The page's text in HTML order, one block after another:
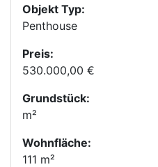
Objekt Typ:
Penthouse
Preis:
530.000,00 €
Grundstück:
m²
Wohnfläche:
111 m²